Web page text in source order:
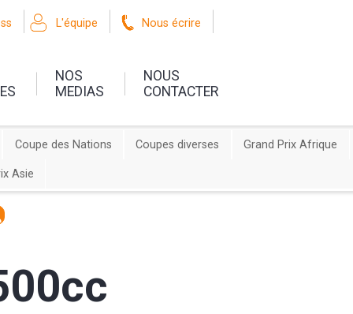
L'équipe Nous écrire
NOS
MEDIAS
NOUS
CONTACTER
Coupe des Nations Coupes diverses Grand Prix Afrique
Asie